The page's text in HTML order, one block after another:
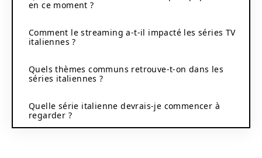
en ce moment ?
Comment le streaming a-t-il impacté les séries TV
italiennes ?
Quels thèmes communs retrouve-t-on dans les
séries italiennes ?
Quelle série italienne devrais-je commencer à
regarder ?